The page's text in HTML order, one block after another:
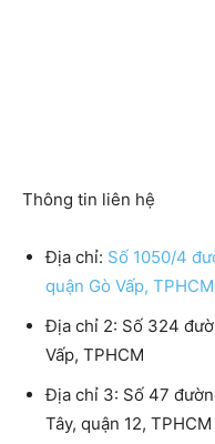
Thông tin liên hệ
Địa chỉ: Số 1050/4
quận Gò Vấp, TPHCM
Địa chỉ 2: Số 324
Vấp, TPHCM
Địa chỉ 3: Số 47
Tây, quận 12, TPHCM